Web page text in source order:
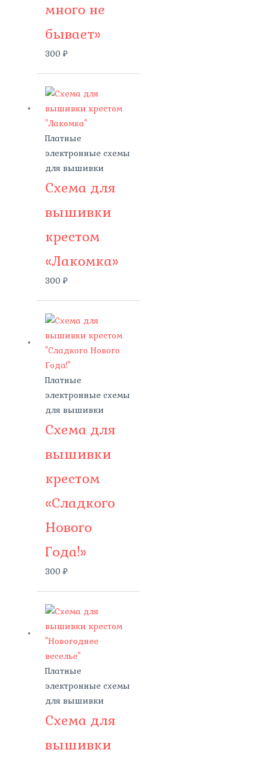
много не
бывает»
300 ₽
Платные
электронные схемы
для вышивки
Схема для
вышивки
крестом
«Лакомка»
300 ₽
Платные
электронные схемы
для вышивки
Схема для
вышивки
крестом
«Сладкого
Нового
Года!»
300 ₽
Платные
электронные схемы
для вышивки
Схема для
вышивки